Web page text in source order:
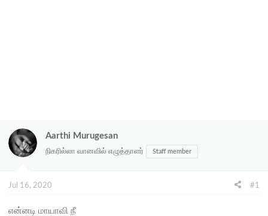
Aarthi Murugesan
நிகரில்லா வானவில் எழுத்தாளர் Staff member
Jul 16, 2020 #1
என்னடி மாயாவி நீ